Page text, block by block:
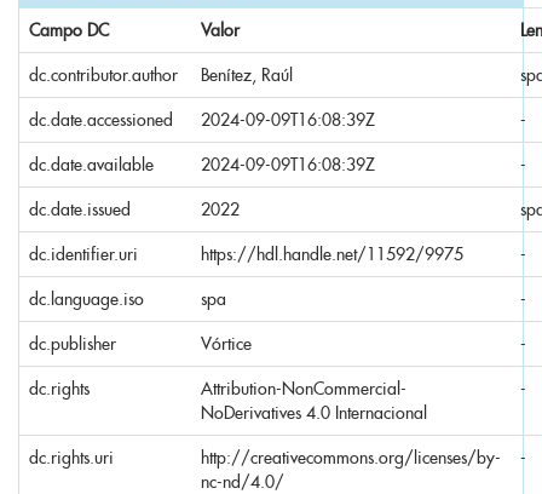
Campo DC Valor
dc.contributor.author Benítez, Raúl
dc.date.accessioned 2024-09-09T16:08:39Z -
dc.date.available 2024-09-09T16:08:39Z -
dc.date.issued 2022
dc.identifier.uri https://hdl.handle.net/11592/9975 -
dc.language.iso spa -
dc.publisher Vórtice -
dc.rights
Attribution-NonCommercial-
NoDerivatives 4.0 Internacional
-
dc.rights.uri
http://creativecommons.org/licenses/by-
nc-nd/4.0/
-